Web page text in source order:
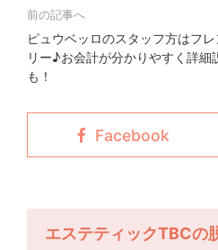
ピュウベッロのスタッフ方はフレ
リー♪お会計が分かりやすく詳細
も！
エステティックTBCの